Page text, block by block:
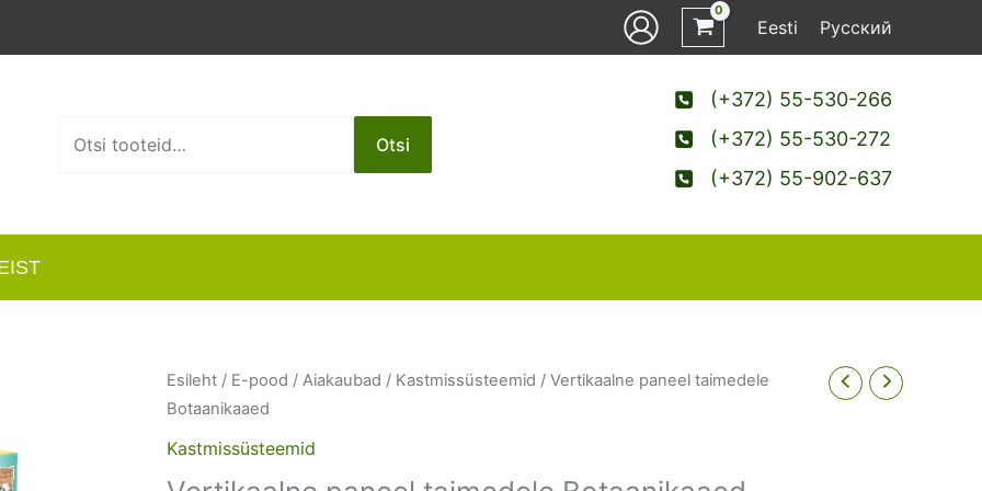
Eesti Русский
Otsi
(+372) 55-530-266
(+372) 55-530-272
(+372) 55-902-637
Esileht / E-pood / Aiakaubad / Kastmissüsteemid / Vertikaalne paneel taimedele
Botaanikaaed
Kastmissüsteemid